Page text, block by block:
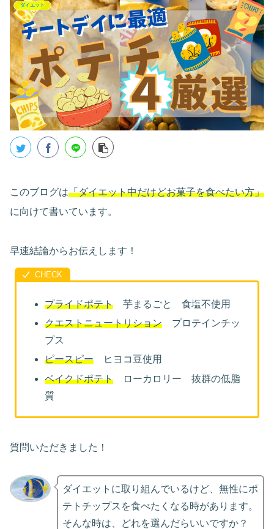
ダイエット
このブログは「ダイエット中だけどお菓子を食べたい方」
に向けて書いています。
早速結論からお伝えします！
プライドポテト芋まるごと 食塩不使用
クエストニュートリションプロテインチッ
プス
ピースピーヒヨコ豆使用
ベイクドポテトローカロリー 抜群の低脂
質
質問いただきました！
ダイエットに取り組んでいるけど、無性にポ
テトチップスを食べたくなる時があります。
そんな時は、どれを選んだらいいですか？